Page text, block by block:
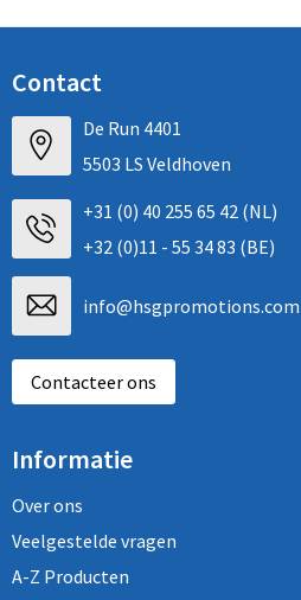
Contact
De Run 4401
5503 LS Veldhoven
+31 (0) 40 255 65 42 (NL)
+32 (0)11 - 55 34 83 (BE)
info@hsgpromotions.com
Contacteer ons
Informatie
Over ons
Veelgestelde vragen
A-Z Producten